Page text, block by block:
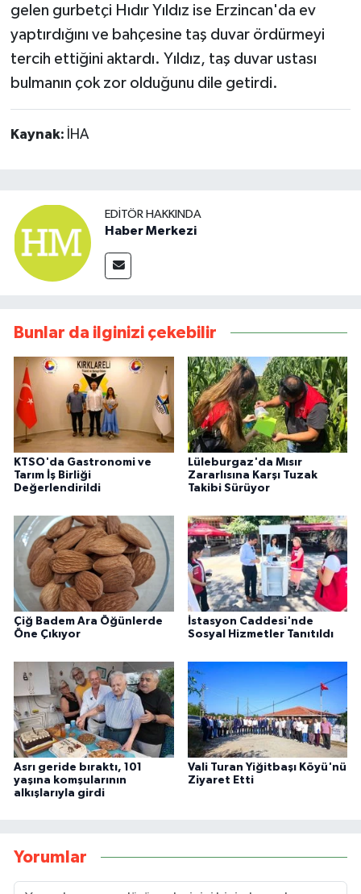
gelen gurbetçi Hıdır Yıldız ise Erzincan'da ev
yaptırdığını ve bahçesine taş duvar ördürmeyi
tercih ettiğini aktardı. Yıldız, taş duvar ustası
bulmanın çok zor olduğunu dile getirdi.
Kaynak: İHA
EDITÖR HAKKINDA
Haber Merkezi
Bunlar da ilginizi çekebilir
KTSO'da Gastronomi ve
Tarım İş Birliği
Değerlendirildi
Lüleburgaz'da Mısır
Zararlısına Karşı Tuzak
Takibi Sürüyor
Çiğ Badem Ara Öğünlerde
Öne Çıkıyor
İstasyon Caddesi'nde
Sosyal Hizmetler Tanıtıldı
Asrı geride bıraktı, 101
yaşına komşularının
alkışlarıyla girdi
Vali Turan Yiğitbaşı Köyü'nü
Ziyaret Etti
Yorumlar